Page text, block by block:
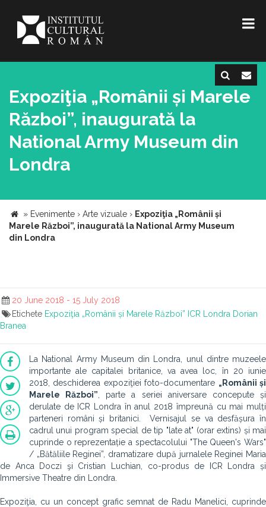
Expoziţia „Românii și Marele
Război”, inaugurată la
National Army Museum din
Londra
» Evenimente › Arte vizuale › Expoziţia „Românii și
Marele Război”, inaugurată la National Army Museum
din Londra
20 June 2018 - 15 July 2018
Etichete Expoziţia „Românii și Marele Război” ICR Londra Dorian
Branea
La National Army Museum din Londra, unul dintre muzeele
importante ale capitalei britanice, va avea loc, în 20 iunie
2018, deschiderea expoziţiei foto-documentare „Românii și
Marele Război” , parte a seriei aniversare concepute și
derulate de ICR Londra în anul 2018 împreună cu mai mulți
parteneri români și britanici. Vernisajul se va desfășura în
cadrul unui program special de tip "late at" (orar extins) și mai
cuprinde o reprezentație a spectacolului "The Queen's Wars"
/ „Bătăliile Reginei”, dramatizare după jurnalele Reginei Maria
de Anca Doczi şi Cristian Luchian, co-produs de ICR Londra și
Immersive Theatre din Londra.
Expoziţia, cu un concept grafic semnat de Radu Manelici, cuprinde